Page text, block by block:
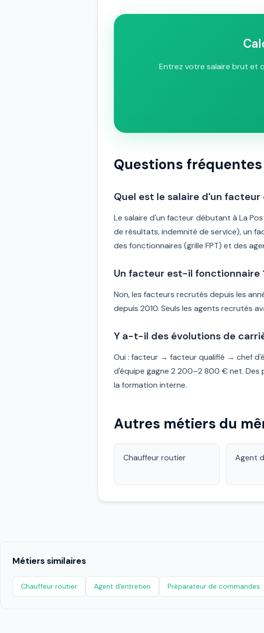
Entrez votre salaire brut et
Questions
Quel est le salaire d'un facteur
Le salaire d'un facteur débutant à La
de résultats, indemnité de service), un
des fonctionnaires (grille FPT) et des
Un facteur est-il fonctionnaire
Non, les facteurs recrutés depuis les
depuis 2010. Seuls les agents recrutés
Y a-t-il des évolutions de
Oui : facteur → facteur qualifié → chef
d'équipe gagne 2 200–2 800 € net. Des
la formation interne.
Autres métiers du
Chauffeur routier Agent
Métiers similaires
Chauffeur routier Agent d'entretien Préparateur de commandes